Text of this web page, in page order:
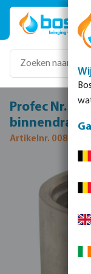
Ga naar de
Profec Nr.
binnendraad
Artikelnr. 0080348
Afbeeldingengalerij